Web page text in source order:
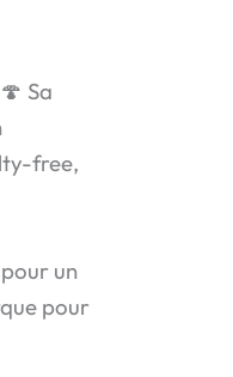
Sa
free,
un
pour